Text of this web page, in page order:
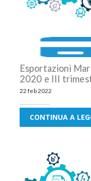
Esportazioni
2020 e III
22 feb 2022
CONTINUA A